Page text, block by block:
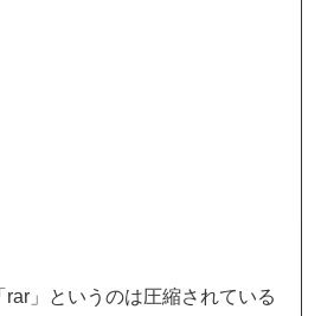
」というのは圧縮されている